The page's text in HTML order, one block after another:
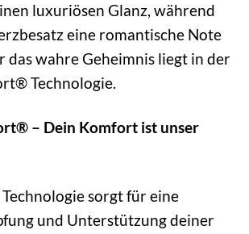
luxuriösen Glanz, während
eine romantische Note
das wahre Geheimnis liegt in der
Technologie.
– Dein Komfort ist unser
Technologie sorgt für eine
und Unterstützung deiner